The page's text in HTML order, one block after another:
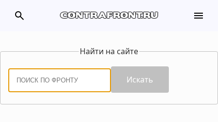
search contrafront.ru menu
Найти на сайте
Искать